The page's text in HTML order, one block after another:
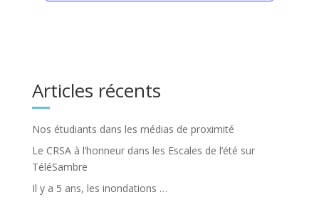
Articles récents
Nos étudiants dans les médias de proximité
Le CRSA à l’honneur dans les Escales de l’été sur
TéléSambre
Il y a 5 ans, les inondations …